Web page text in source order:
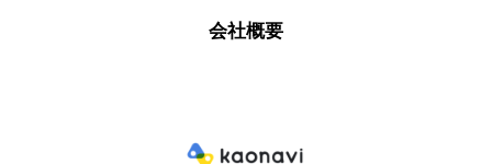
会社概要